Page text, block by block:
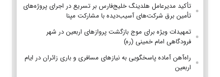
تأکید مدیرعامل هلدینگ خلیج‌فارس بر تسریع در اجرای پروژه‌های
تأمین برق شرکت‌های آسیب‌دیده با مشارکت مپنا
تمهیدات ویژه برای موج بازگشت پروازهای اربعین در شهر
فرودگاهی امام خمینی (ره)
راه‌آهن آماده پاسخگویی به نیازهای مسافری و باری زائران در ایام
اربعین